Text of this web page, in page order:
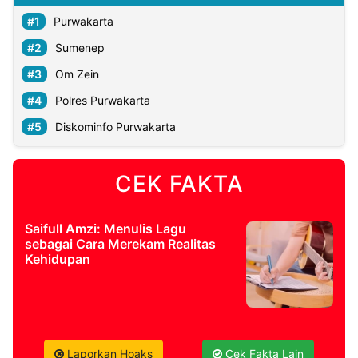
Purwakarta
Sumenep
Om Zein
Polres Purwakarta
Diskominfo Purwakarta
CEK FAKTA
Saifull Amzi: Menulis Lagu
sebagai Cara Merekam Realitas
Kehidupan
Laporkan Hoaks Cek Fakta Lain